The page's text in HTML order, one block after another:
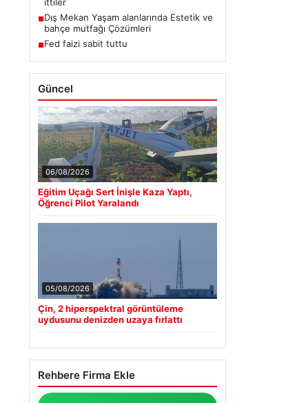
■Dış Mekan Yaşam alanlarında Estetik ve
bahçe mutfağı Çözümleri
■Fed faizi sabit tuttu
Güncel
06/08/2026
Eğitim Uçağı Sert İnişle Kaza Yaptı,
Öğrenci Pilot Yaralandı
05/08/2026
Çin, 2 hiperspektral görüntüleme
uydusunu denizden uzaya fırlattı
Rehbere Firma Ekle